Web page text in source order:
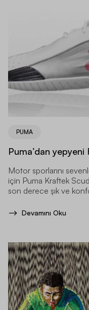
PUMA
Puma’dan yepyeni
Motor sporlarını
için Puma Kraftek
son derece şık ve
Devamını Oku